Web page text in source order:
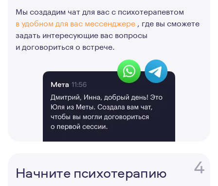
Мы создадим чат для вас с психотерапевтом
в удобном для вас мессенджере , где вы сможете
задать интересующие вас вопросы
и договориться о встрече.
4
Начните психотерапию